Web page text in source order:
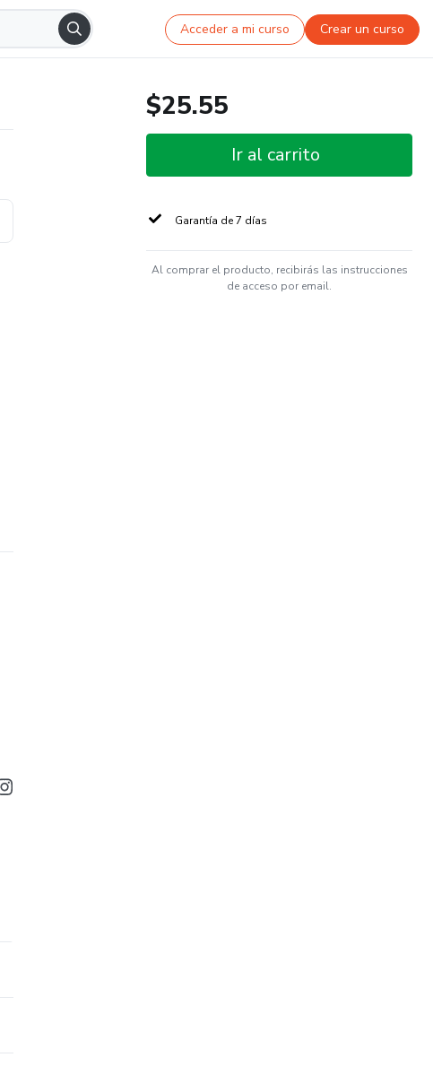
Acceder a mi curso Crear un curso
$25.55
Ir al carrito
Garantía de 7 días
Al comprar el producto, recibirás las instrucciones
de acceso por email.